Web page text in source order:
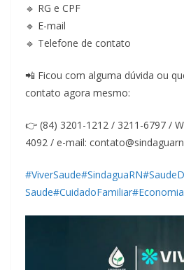
🔹 RG e CPF
🔹 E-mail
🔹 Telefone de contato
📲 Ficou com alguma dúvida ou
contato agora mesmo:
👉 (84) 3201-1212 / 3211-6797 /
4092 / e-mail:
#ViverSaude#SindaguaRN
Saude#CuidadoFamiliar#Economia